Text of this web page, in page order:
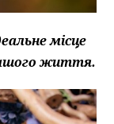
місце
життя.